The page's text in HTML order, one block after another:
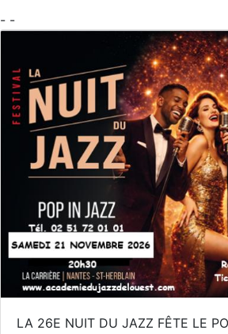
- -
LA 26E NUIT DU JAZZ FÊTE LE